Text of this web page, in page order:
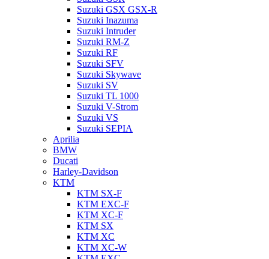
Suzuki GSX GSX-R
Suzuki Inazuma
Suzuki Intruder
Suzuki RM-Z
Suzuki RF
Suzuki SFV
Suzuki Skywave
Suzuki SV
Suzuki TL 1000
Suzuki V-Strom
Suzuki VS
Suzuki SEPIA
Aprilia
BMW
Ducati
Harley-Davidson
KTM
KTM SX-F
KTM EXC-F
KTM XC-F
KTM SX
KTM XC
KTM XC-W